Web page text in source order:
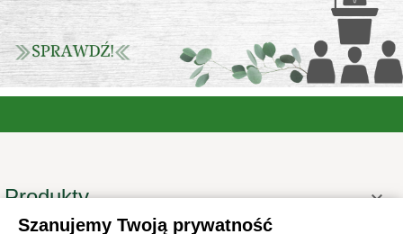
Produkty 
Informacje
Szanujemy Twoją prywatność